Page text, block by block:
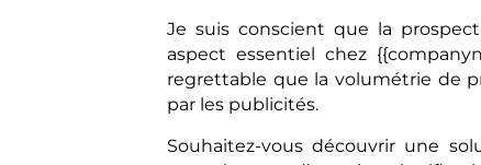
Je suis conscient que la
aspect essentiel chez
regrettable que la volumétrie de
par les publicités.
Souhaitez-vous découvrir une